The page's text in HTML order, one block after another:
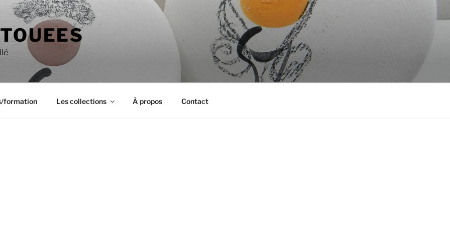
formation Les collections À propos Contact